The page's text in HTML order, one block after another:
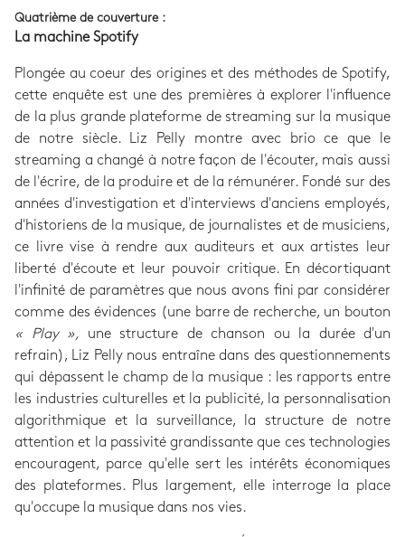
Quatrième de couverture :
La machine Spotify
Plongée au coeur des origines et des méthodes de Spotify,
cette enquête est une des premières à explorer l'influence
de la plus grande plateforme de streaming sur la musique
de notre siècle. Liz Pelly montre avec brio ce que le
streaming a changé à notre façon de l'écouter, mais aussi
de l'écrire, de la produire et de la rémunérer. Fondé sur des
années d'investigation et d'interviews d'anciens employés,
d'historiens de la musique, de journalistes et de musiciens,
ce livre vise à rendre aux auditeurs et aux artistes leur
liberté d'écoute et leur pouvoir critique. En décortiquant
l'infinité de paramètres que nous avons fini par considérer
comme des évidences (une barre de recherche, un bouton
« Play », une structure de chanson ou la durée d'un
refrain), Liz Pelly nous entraîne dans des questionnements
qui dépassent le champ de la musique : les rapports entre
les industries culturelles et la publicité, la personnalisation
algorithmique et la surveillance, la structure de notre
attention et la passivité grandissante que ces technologies
encouragent, parce qu'elle sert les intérêts économiques
des plateformes. Plus largement, elle interroge la place
qu'occupe la musique dans nos vies.